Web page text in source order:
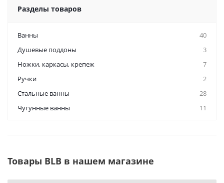
Разделы товаров
Ванны
40
Душевые поддоны
3
Ножки, каркасы, крепеж
7
Ручки
2
Стальные ванны
28
Чугунные ванны
11
Товары BLB в нашем магазине